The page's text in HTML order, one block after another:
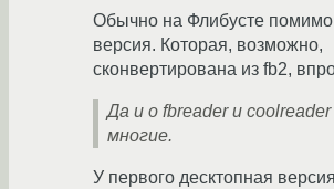
Обычно на Флибусте помимо
версия. Которая, возможно,
сконвертирована из fb2,
Да и о fbreader и
многие.
У первого десктопная